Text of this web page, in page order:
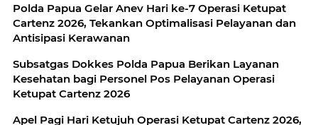
Polda Papua Gelar Anev Hari ke-7 Operasi Ketupat
Cartenz 2026, Tekankan Optimalisasi Pelayanan dan
Antisipasi Kerawanan
Subsatgas Dokkes Polda Papua Berikan Layanan
Kesehatan bagi Personel Pos Pelayanan Operasi
Ketupat Cartenz 2026
Apel Pagi Hari Ketujuh Operasi Ketupat Cartenz 2026,